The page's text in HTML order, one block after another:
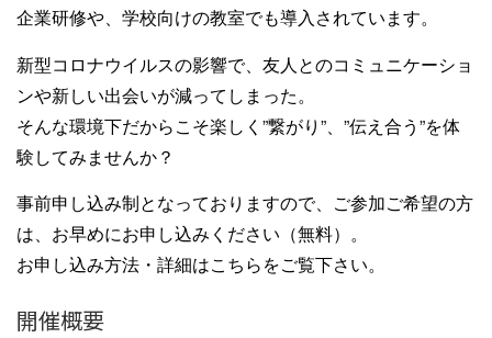
企業研修や、学校向けの教室でも導入されています。
新型コロナウイルスの影響で、友人とのコミュニケーショ
ンや新しい出会いが減ってしまった。
そんな環境下だからこそ楽しく”繋がり”、”伝え合う”を体
験してみませんか？
事前申し込み制となっておりますので、ご参加ご希望の方
は、お早めにお申し込みください（無料）。
お申し込み方法・詳細はこちらをご覧下さい。
開催概要